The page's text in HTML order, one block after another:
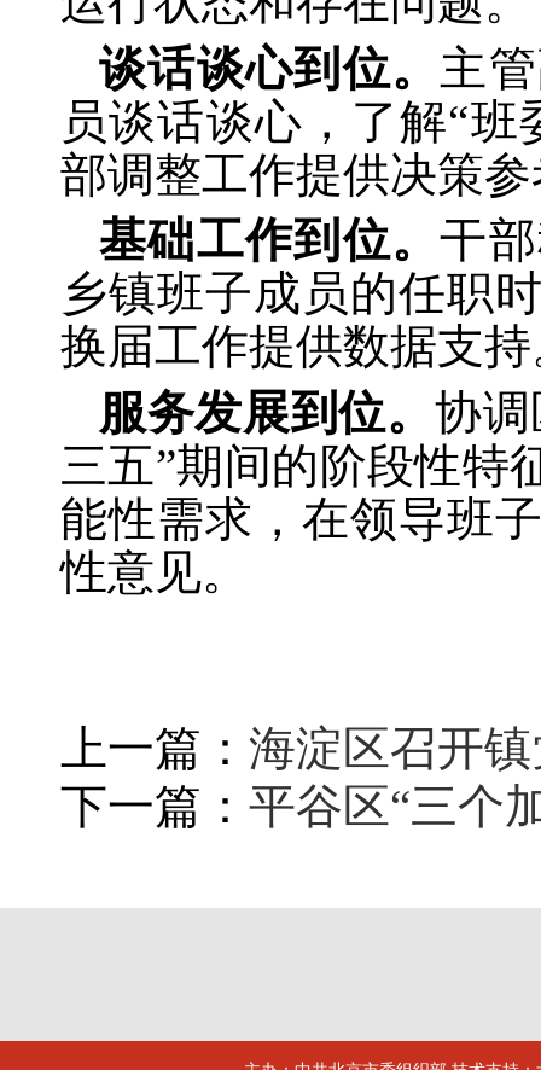
谈话谈心到位。 主
员谈话谈心，了解“
部调整工作提供决策
基础工作到位。干
乡镇班子成员的任职
换届工作提供数据支
服务发展到位。 协
三五”期间的阶段性特
能性需求，在领导班
性意见。
上一篇： 海淀区召开
下一篇： 平谷区“三个